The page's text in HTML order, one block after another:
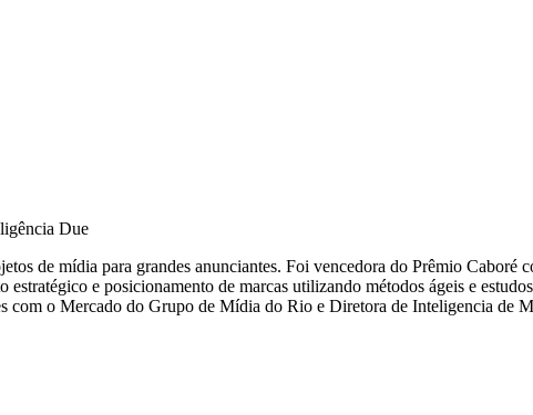
Due
de mídia para grandes anunciantes. Foi vencedora do Prêmio
e posicionamento de marcas utilizando métodos ágeis e
atua como membro do Teach the